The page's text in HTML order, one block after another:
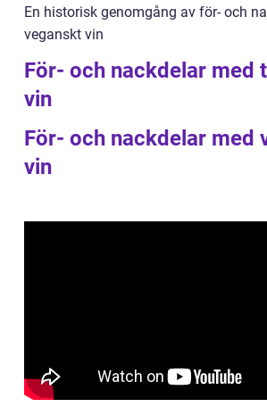
En historisk genomgång av för- och
veganskt vin
För- och nackdelar med
vin
För- och nackdelar med
vin